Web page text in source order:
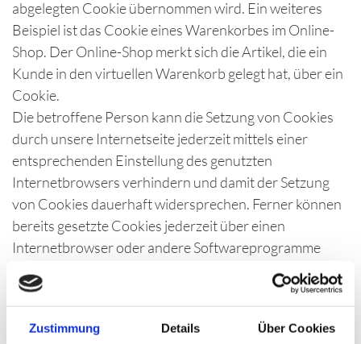
Zustimmung Details Über Cookies
abgelegten Cookie übernommen wird. Ein weiteres
Beispiel ist das Cookie eines Warenkorbes im Online-
Shop. Der Online-Shop merkt sich die Artikel, die ein
Kunde in den virtuellen Warenkorb gelegt hat, über ein
Cookie.
Die betroffene Person kann die Setzung von Cookies
durch unsere Internetseite jederzeit mittels einer
entsprechenden Einstellung des genutzten
Internetbrowsers verhindern und damit der Setzung
von Cookies dauerhaft widersprechen. Ferner können
bereits gesetzte Cookies jederzeit über einen
Internetbrowser oder andere Softwareprogramme
Internetbrowsern möglich. Deaktiviert die betroffene
Person die Setzung von Cookies in dem genutzten
Internetbrowser, sind unter Umständen nicht alle